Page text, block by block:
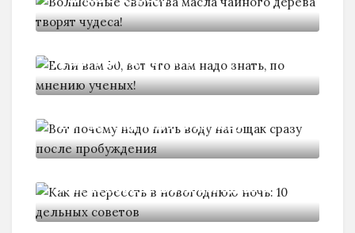
Если вам 50, вот что
Вот почему надо пить воду
Как не переесть в новогоднюю
Как запустить процесс